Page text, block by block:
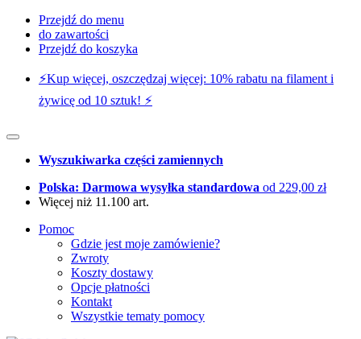
Przejdź do menu
do zawartości
Przejdź do koszyka
⚡️Kup więcej, oszczędzaj więcej: 10% rabatu na filament i
żywicę od 10 sztuk! ⚡️
Wyszukiwarka części zamiennych
Polska: Darmowa wysyłka standardowa od 229,00 zł
Więcej niż 11.100 art.
Pomoc
Gdzie jest moje zamówienie?
Zwroty
Koszty dostawy
Opcje płatności
Kontakt
Wszystkie tematy pomocy